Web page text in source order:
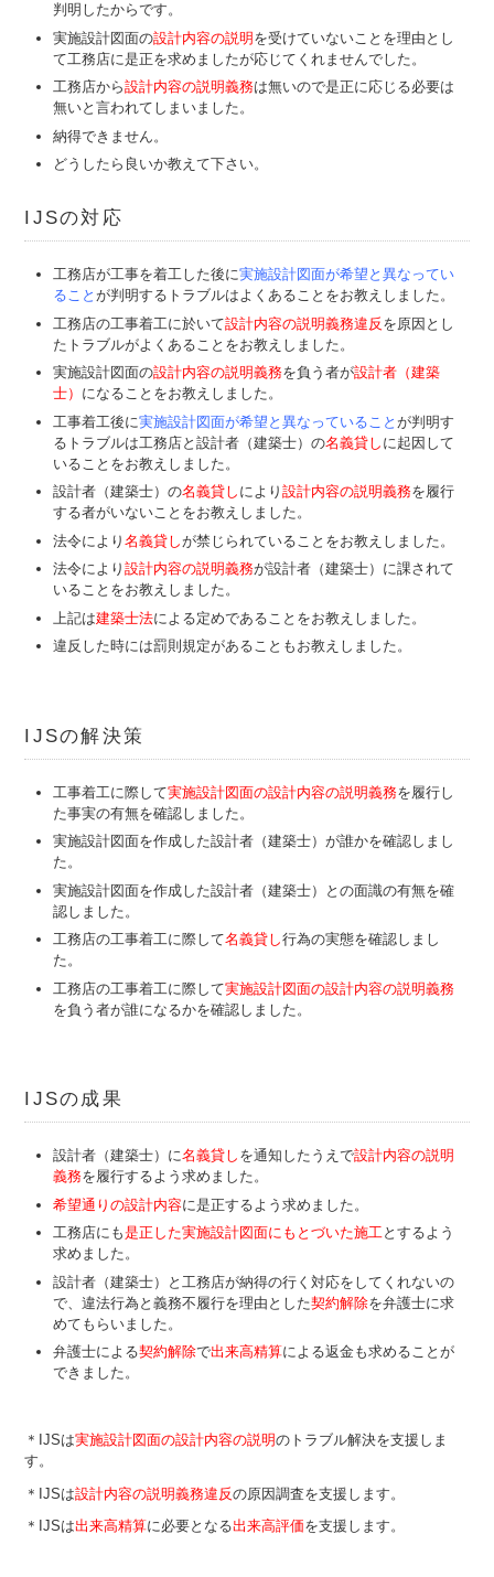
判明したからです。
実施設計図面の設計内容の説明を受けていないことを理由とし
て工務店に是正を求めましたが応じてくれませんでした。
工務店から設計内容の説明義務は無いので是正に応じる必要は
無いと言われてしまいました。
納得できません。
どうしたら良いか教えて下さい。
IJSの対応
工務店が工事を着工した後に実施設計図面が希望と異なってい
ることが判明するトラブルはよくあることをお教えしました。
工務店の工事着工に於いて設計内容の説明義務違反 を原因とし
たトラブルがよくあることをお教えしました。
実施設計図面の設計内容の説明義務を負う者が設計者（建築
士） になることをお教えしました。
工事着工後に実施設計図面が希望と異なっていることが判明す
るトラブルは工務店と設計者（建築士）の名義貸し に起因して
いることをお教えしました。
設計者（建築士）の名義貸し により設計内容の説明義務を履行
する者がいないことをお教えしました。
法令により名義貸しが禁じられていることをお教えしました。
法令により設計内容の説明義務が設計者（建築士）に課されて
いることをお教えしました。
上記は建築士法による定めであることをお教えしました。
違反した時には罰則規定があることもお教えしました。
IJSの解決策
工事着工に際して実施設計図面の設計内容の説明義務を履行し
た事実の有無を確認しました。
実施設計図面を作成した設計者（建築士）が誰かを確認しまし
た。
実施設計図面を作成した設計者（建築士）との面識の有無を確
認しました。
工務店の工事着工に際して名義貸し行為の実態を確認しまし
た。
工務店の工事着工に際して実施設計図面の設計内容の説明義務
を負う者が誰になるかを確認しました。
IJSの成果
設計者（建築士）に名義貸し を通知したうえで設計内容の説明
義務を履行するよう求めました。
希望通りの設計内容に是正するよう求めました。
工務店にも是正した実施設計図面にもとづいた施工とするよう
求めました。
設計者（建築士）と工務店が納得の行く対応をしてくれないの
で、違法行為と義務不履行を理由とした契約解除を弁護士に求
めてもらいました。
弁護士による契約解除で出来高精算による返金も求めることが
できました。
＊IJSは実施設計図面の設計内容の説明のトラブル解決を支援しま
す。
＊IJSは設計内容の説明義務違反の原因調査を支援します。
＊IJSは出来高精算に必要となる出来高評価を支援します。